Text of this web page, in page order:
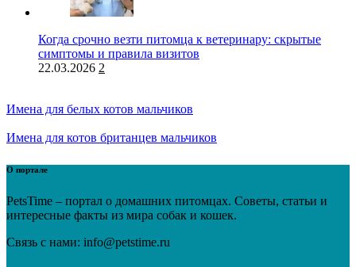
Когда срочно везти питомца к ветеринару: скрытые
симптомы и правила визитов
22.03.2026 2
Имена для белых котов мальчиков
Имена для котов британцев мальчиков
О портале
PetsTime – портал о домашних питомцах. Советы, статьи и
интересные факты из мира собак и кошек.
Связь с нами: info@petstime.ru